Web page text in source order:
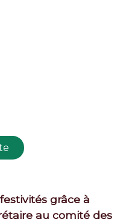
grâce à
au comité des